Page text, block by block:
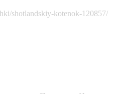
shotlandskiy-kotenok-120857/